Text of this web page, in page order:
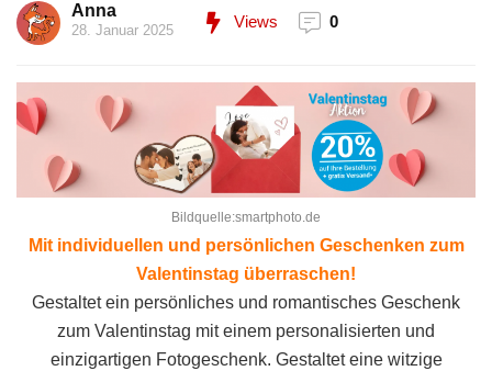
Anna
28. Januar 2025 Views 0
Bildquelle:smartphoto.de
Mit individuellen und persönlichen Geschenken zum
Valentinstag überraschen!
Gestaltet ein persönliches und romantisches Geschenk
zum Valentinstag mit einem personalisierten und
einzigartigen Fotogeschenk. Gestaltet eine witzige